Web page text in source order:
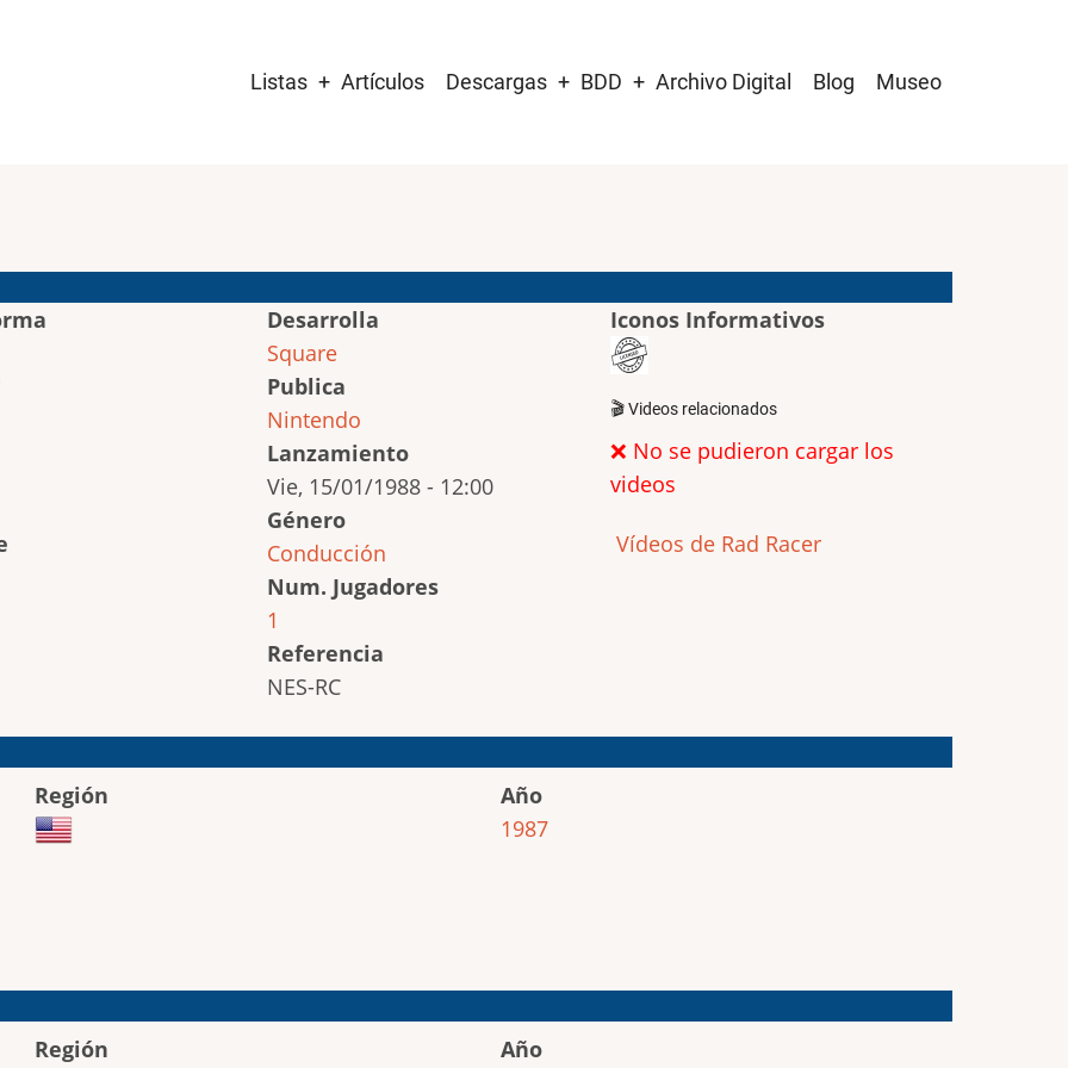
navigation
Listas Artículos Descargas BDD Archivo Digital Blog Museo
Desarrolla
Square
Publica
Nintendo
Lanzamiento
Vie, 15/01/1988 - 12:00
Género
Conducción
Num. Jugadores
1
Referencia
NES-RC
Iconos Informativos
🎬 Videos relacionados
❌ No se pudieron cargar los
videos
Vídeos de Rad Racer
Región
Año
1987
Región Año